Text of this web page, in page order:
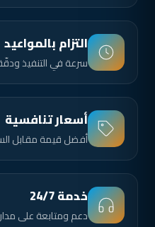
التزام بالمواعيد
سرعة في التنفيذ
أسعار تنافسية
أفضل قيمة مقابل
خدمة 24/7
دعم ومتابعة على